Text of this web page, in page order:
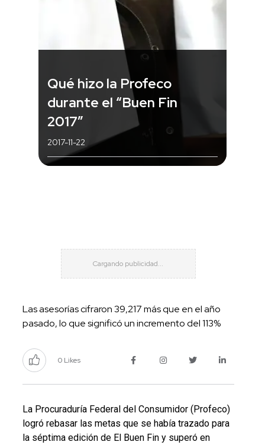
Qué hizo la Profeco
durante el “Buen Fin
2017”
2017-11-22
Las asesorías cifraron 39,217 más que en el año
pasado, lo que significó un incremento del 113%
0 Likes
La Procuraduría Federal del Consumidor (Profeco)
logró rebasar las metas que se había trazado para
la séptima edición de El Buen Fin y superó en